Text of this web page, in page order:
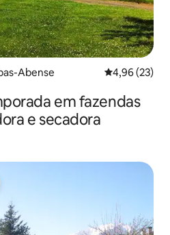
Abense 4,96 de uma
4,96 (23)
em fazendas
e secadora